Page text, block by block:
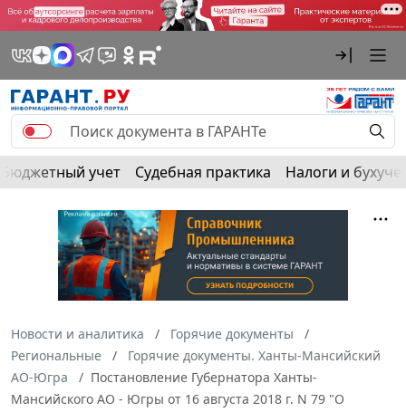
Бюджетный учет Судебная практика Налоги и
Новости и аналитика
Горячие документы
Региональные
Горячие документы. Ханты-Мансийский
АО-Югра
Постановление Губернатора Ханты-
Мансийского АО - Югры от 16 августа 2018 г. N 79 "О